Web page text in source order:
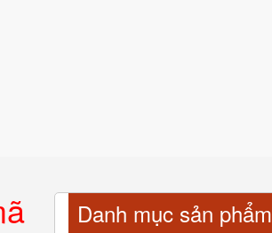
Danh mục sản phẩm